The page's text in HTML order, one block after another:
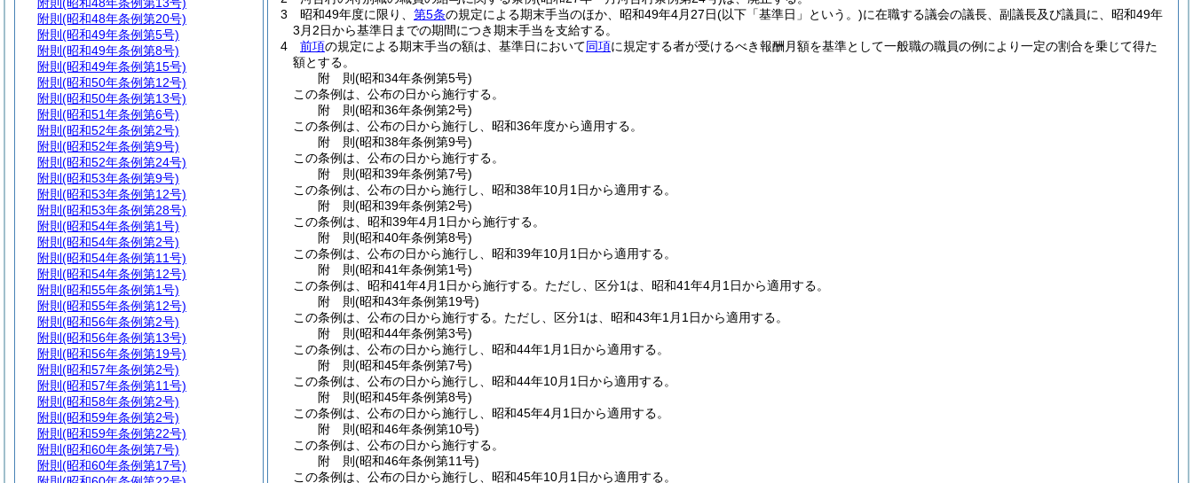
3
昭和49年度に限り、 第5条の規定による期末手当のほか、昭和49年4月27日(以下「基準日」という。)に在職する議会の議長、副議長及び議員に、昭和49年
3月2日から基準日までの期間につき期末手当を支給する。
4
前項の規定による期末手当の額は、基準日において同項に規定する者が受けるべき報酬月額を基準として一般職の職員の例により一定の割合を乗じて得た
額とする。
附 則(昭和34年条例第5号)
この条例は、公布の日から施行する。
附 則(昭和36年条例第2号)
この条例は、公布の日から施行し、昭和36年度から適用する。
附 則(昭和38年条例第9号)
この条例は、公布の日から施行する。
附 則(昭和39年条例第7号)
この条例は、公布の日から施行し、昭和38年10月1日から適用する。
附 則(昭和39年条例第2号)
この条例は、昭和39年4月1日から施行する。
附 則(昭和40年条例第8号)
この条例は、公布の日から施行し、昭和39年10月1日から適用する。
附 則(昭和41年条例第1号)
この条例は、昭和41年4月1日から施行する。 ただし、区分1は、昭和41年4月1日から適用する。
附 則(昭和43年条例第19号)
この条例は、公布の日から施行する。 ただし、区分1は、昭和43年1月1日から適用する。
附 則(昭和44年条例第3号)
この条例は、公布の日から施行し、昭和44年1月1日から適用する。
附 則(昭和45年条例第7号)
この条例は、公布の日から施行し、昭和44年10月1日から適用する。
附 則(昭和45年条例第8号)
この条例は、公布の日から施行し、昭和45年4月1日から適用する。
附 則(昭和46年条例第10号)
この条例は、公布の日から施行する。
附 則(昭和46年条例第11号)
この条例は、公布の日から施行し、昭和45年10月1日から適用する。
附則 (昭和48年条例第20号)
附則 (昭和49年条例第5号)
附則 (昭和49年条例第8号)
附則 (昭和49年条例第15号)
附則 (昭和50年条例第12号)
附則 (昭和50年条例第13号)
附則 (昭和51年条例第6号)
附則 (昭和52年条例第2号)
附則 (昭和52年条例第9号)
附則 (昭和52年条例第24号)
附則 (昭和53年条例第9号)
附則 (昭和53年条例第12号)
附則 (昭和53年条例第28号)
附則 (昭和54年条例第1号)
附則 (昭和54年条例第2号)
附則 (昭和54年条例第11号)
附則 (昭和54年条例第12号)
附則 (昭和55年条例第1号)
附則 (昭和55年条例第12号)
附則 (昭和56年条例第2号)
附則 (昭和56年条例第13号)
附則 (昭和56年条例第19号)
附則 (昭和57年条例第2号)
附則 (昭和57年条例第11号)
附則 (昭和58年条例第2号)
附則 (昭和59年条例第2号)
附則 (昭和59年条例第22号)
附則 (昭和60年条例第7号)
附則 (昭和60年条例第17号)